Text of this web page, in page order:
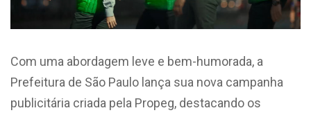
Com uma abordagem leve e bem-humorada, a
Prefeitura de São Paulo lança sua nova campanha
publicitária criada pela Propeg, destacando os